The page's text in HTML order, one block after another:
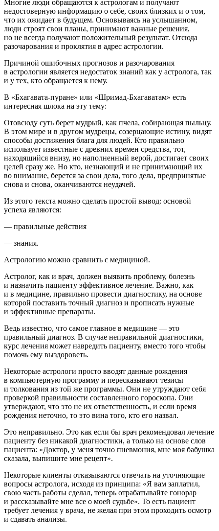
Многие люди обращаются к астрологам и получают
недостоверную информацию о себе, своих близких и о том,
что их ожидает в будущем. Основываясь на услышанном,
люди строят свои планы, принимают важные решения,
но не всегда получают положительный результат. Отсюда
разочарования и проклятия в адрес астрологии.
Причиной ошибочных прогнозов и разочарования
в астрологии является недостаток знаний как у астролога, так
и у тех, кто обращается к нему.
В «Бхагавата-пуране» или «Шримад-Бхагаватам» есть
интересная шлока на эту тему:
Отовсюду суть берет мудрый, как пчела, собирающая пыльцу.
В этом мире и в другом мудрецы, созерцающие истину, видят
способы достижения блага для людей. Кто правильно
использует известные с древних времен средства, тот,
находящийся внизу, но наполненный верой, достигает своих
целей сразу же. Но кто, незнающий и не принимающий их
во внимание, берется за свои дела, того дела, предпринятые
снова и снова, оканчиваются неудачей.
Из этого текста можно сделать простой вывод: основой
успеха являются:
— правильные действия
— знания.
Астрологию можно сравнить с медициной.
Астролог, как и врач, должен выявить проблему, болезнь
и назначить пациенту эффективное лечение. Важно, как
и в медицине, правильно провести диагностику, на основе
которой поставить точный диагноз и прописать нужные
и эффективные препараты.
Ведь известно, что самое главное в медицине — это
правильный диагноз. В случае неправильной диагностики,
курс лечения может навредить пациенту, вместо того чтобы
помочь ему выздороветь.
Некоторые астрологи просто вводят данные рождения
в компьютерную программу и пересказывают тезисы
и толкования из той же программы. Они не утруждают себя
проверкой правильности составленного гороскопа. Они
утверждают, что это не их ответственность, и если время
рождения неточно, то это вина того, кто его назвал.
Это неправильно. Это как если бы врач рекомендовал лечение
пациенту без никакой диагностики, а только на основе слов
пациента: «Доктор, у меня точно пневмония, мне моя бабушка
сказала, выпишите мне рецепт».
Некоторые клиенты отказываются отвечать на уточняющие
вопросы астролога, исходя из принципа: «Я вам заплатил,
свою часть работы сделал, теперь отрабатывайте гонорар
и рассказывайте мне все о моей судьбе». То есть пациент
требует лечения у врача, не желая при этом проходить осмотр
и сдавать анализы.